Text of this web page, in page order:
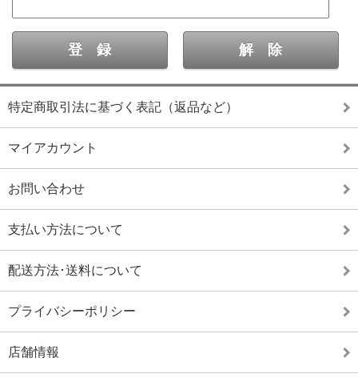
特定商取引法に基づく表記（返品など）
マイアカウント
お問い合わせ
支払い方法について
配送方法･送料について
プライバシーポリシー
店舗情報